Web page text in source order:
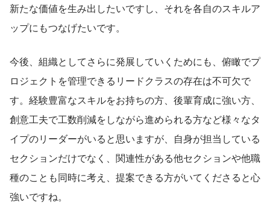
新たな価値を生み出したいですし、それを各自のスキルア
ップにもつなげたいです。
今後、組織としてさらに発展していくためにも、俯瞰でプ
ロジェクトを管理できるリードクラスの存在は不可欠で
す。経験豊富なスキルをお持ちの方、後輩育成に強い方、
創意工夫で工数削減をしながら進められる方など様々なタ
イプのリーダーがいると思いますが、自身が担当している
セクションだけでなく、関連性がある他セクションや他職
種のことも同時に考え、提案できる方がいてくださると心
強いですね。